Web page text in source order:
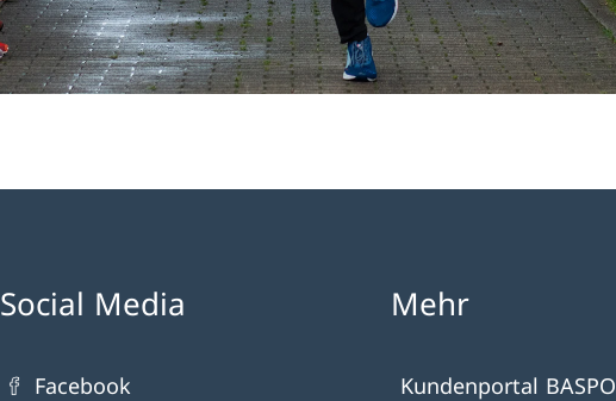
Social Media
Facebook
Mehr
Kundenportal BASPO